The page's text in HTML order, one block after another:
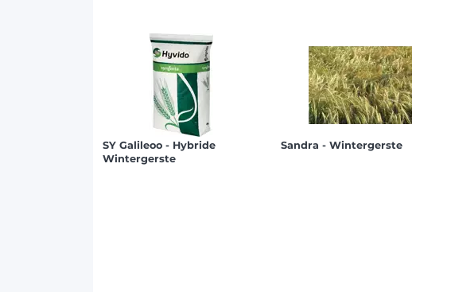
SY Galileoo - Hybride
Wintergerste
Sandra - Wintergerste